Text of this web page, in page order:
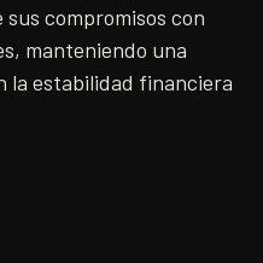
compromisos con
manteniendo una
la estabilidad financiera